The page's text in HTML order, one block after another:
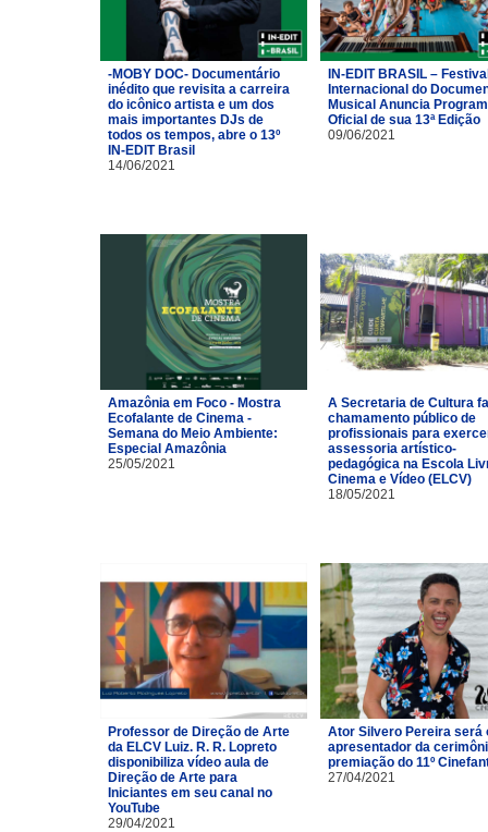
-MOBY DOC- Documentário
inédito que revisita a carreira
do icônico artista e um dos
mais importantes DJs de
todos os tempos, abre o 13º
IN-EDIT Brasil
14/06/2021
IN-EDIT BRASIL –
Internacional do
Musical Anuncia
Oficial de sua 13ª Edição
09/06/2021
Amazônia em Foco - Mostra
Ecofalante de Cinema -
Semana do Meio Ambiente:
Especial Amazônia
25/05/2021
A Secretaria de Cultura
chamamento público de
profissionais para
assessoria artístico-
pedagógica na Escola
Cinema e Vídeo (ELCV)
18/05/2021
Professor de Direção de Arte
da ELCV Luiz. R. R. Lopreto
disponibiliza vídeo aula de
Direção de Arte para
Iniciantes em seu canal no
YouTube
29/04/2021
Ator Silvero Pereira será
apresentador da
premiação do 11º
27/04/2021